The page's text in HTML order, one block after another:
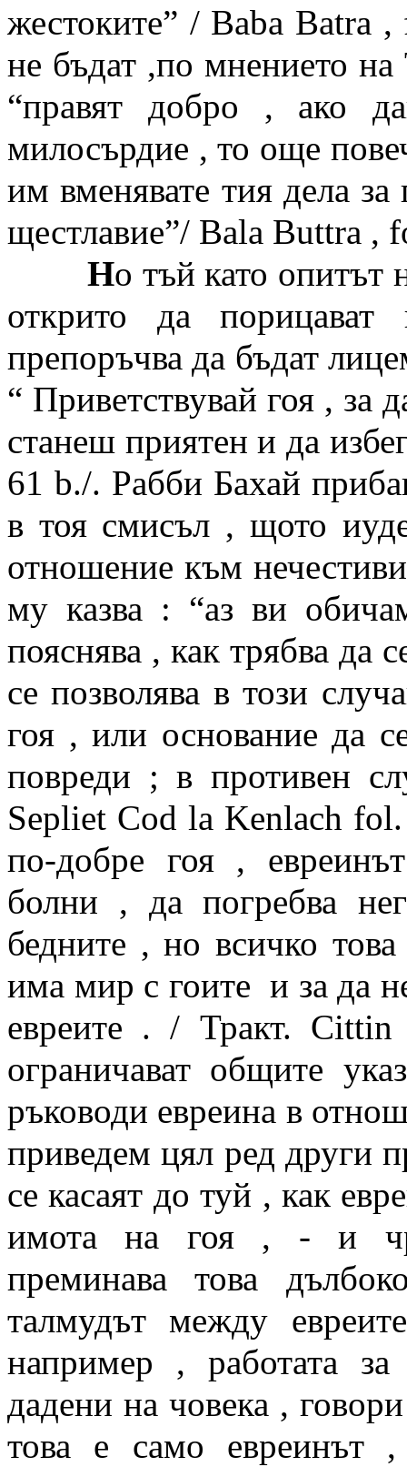
жестоките” / Baba Batra
не бъдат ,по мнението на
“правят добро , ако
милосърдие , то още
им вменявате тия дела
щестлавие”/ Bala Buttra ,
Но тъй като опитът
открито да
препоръчва да бъдат
“ Приветствувай гоя , за
станеш приятен и да
61 b./. Рабби Бахай
в тоя смисъл , щото
отношение към
му казва : “аз ви
пояснява , как трябва да
се позволява в този
гоя , или основание да
повреди ; в противен
Sepliet Cod la Kenlach
по-добре гоя ,
болни , да погребва
бедните , но всичко
има мир с гоите и за да
евреите . / Тракт.
ограничават общите
ръководи евреина в
приведем цял ред други
се касаят до туй , как
имота на гоя , - и
преминава това
талмудът между
например , работата
дадени на човека ,
това е само евреинът